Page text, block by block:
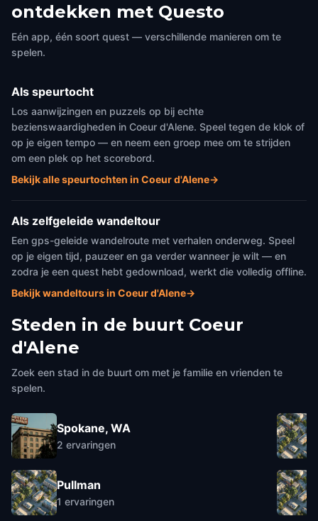
ontdekken met Questo
Eén app, één soort quest — verschillende manieren om te
spelen.
Als speurtocht
Los aanwijzingen en puzzels op bij echte
bezienswaardigheden in Coeur d'Alene. Speel tegen de klok of
op je eigen tempo — en neem een groep mee om te strijden
om een plek op het scorebord.
Bekijk alle speurtochten in Coeur d'Alene→
Als zelfgeleide wandeltour
Een gps-geleide wandelroute met verhalen onderweg. Speel
op je eigen tijd, pauzeer en ga verder wanneer je wilt — en
zodra je een quest hebt gedownload, werkt die volledig offline.
Bekijk wandeltours in Coeur d'Alene→
Steden in de buurt Coeur
d'Alene
Zoek een stad in de buurt om met je familie en vrienden te
spelen.
Spokane, WA
2 ervaringen
Pullman
1 ervaringen